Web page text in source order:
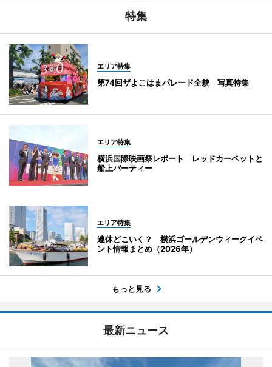
特集
エリア特集
第74回ザよこはまパレード全貌 写真特集
エリア特集
横浜国際映画祭レポート レッドカーペットと
船上パーティー
エリア特集
連休どこいく？ 横浜ゴールデンウィークイベ
ント情報まとめ（2026年）
もっと見る
最新ニュース